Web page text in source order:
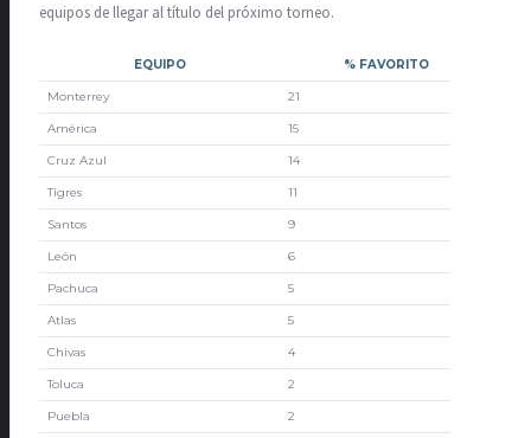
equipos de llegar al título del próximo torneo.
EQUIPO % FAVORITO
Monterrey 21
América 15
Cruz Azul 14
Tigres 11
Santos 9
León 6
Pachuca 5
Atlas 5
Chivas 4
Toluca 2
Puebla 2